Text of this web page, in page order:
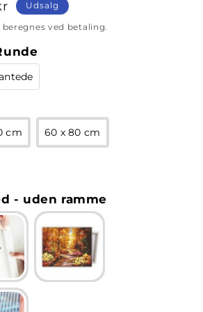
Udsalg
beregnes ved betaling.
cm 60 x 80 cm
- uden ramme